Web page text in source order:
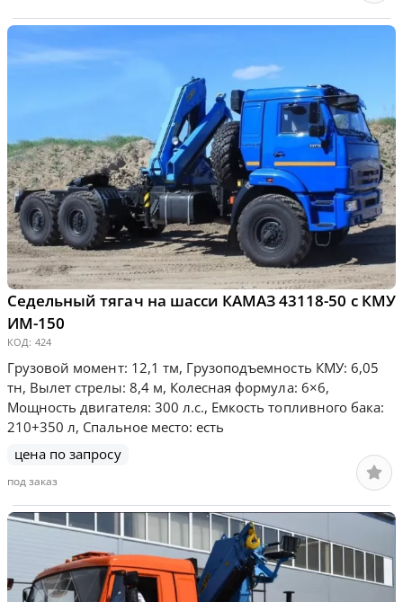
Седельный тягач на шасси КАМАЗ 43118-50 с КМУ
ИМ-150
КОД: 424
Грузовой момент: 12,1 тм, Грузоподъемность КМУ: 6,05
тн, Вылет стрелы: 8,4 м, Колесная формула: 6×6,
Мощность двигателя: 300 л.с., Емкость топливного бака:
210+350 л, Спальное место: есть
цена по запросу
под заказ